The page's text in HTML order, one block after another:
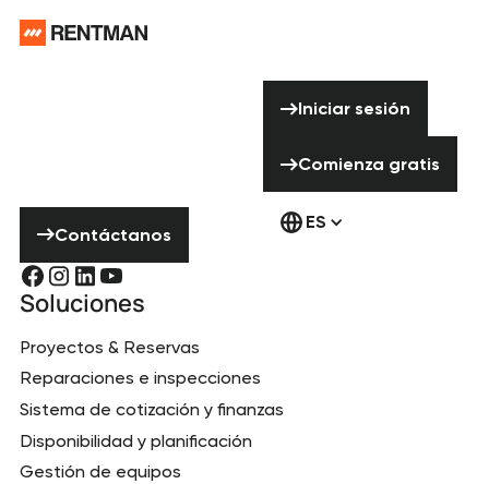
Contáctanos
Iniciar sesión
Comienza gratis
ES
Soluciones
Proyectos & Reservas
Reparaciones e inspecciones
Sistema de cotización y finanzas
Disponibilidad y planificación
Gestión de equipos